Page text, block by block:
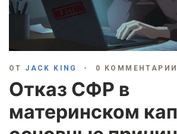
ОТ JACK KING 0 КОММЕНТАРИИ
Отказ СФР в
материнском